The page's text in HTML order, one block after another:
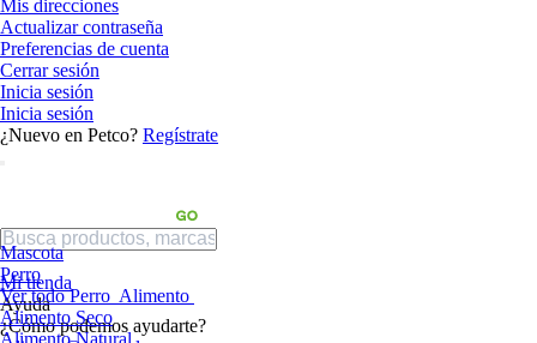
Mis direcciones
Actualizar contraseña
Preferencias de cuenta
Cerrar sesión
Inicia sesión
Inicia sesión
¿Nuevo en Petco? Regístrate
Mi tienda
Ayuda
¿Cómo podemos ayudarte?
Mascota
Perro
Ver todo Perro Alimento
Alimento Seco
Alimento Natural